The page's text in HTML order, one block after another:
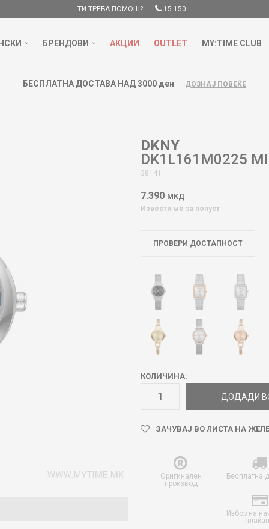
ТИ ТРЕБА ПОМОШ? 15 150
БРЕНДОВИ АКЦИИ OUTLET MY:TIME CLUB
БЕСПЛАТНА ДОСТАВА НАД 3000 ден ДОЗНАЈ ПОВЕЌЕ
DKNY
DK1L161M0225
38141
7.390 МКД
Извести ме за попуст
ПРОВЕРИ ДОСТАПНОСТ
КОЛИЧИНА:
ДОДАДИ
ЗАЧУВАЈ ВО ЛИСТА НА
Оригинален
производ
Бесплатна
Избор на